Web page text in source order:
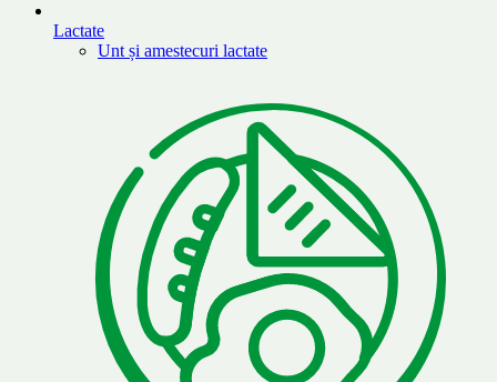
Lactate
Unt și amestecuri lactate